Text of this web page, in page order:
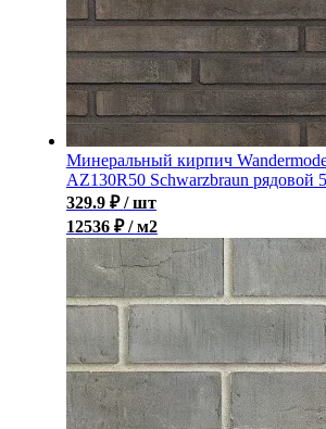
Минеральный кирпич
AZ130R50 Schwarzbraun рядовой
329.9 ₽ / шт
12536 ₽ / м2